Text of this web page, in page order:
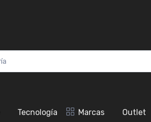
Tecnología Marcas Outlet